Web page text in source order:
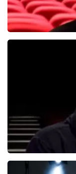
Jandino
Daniel